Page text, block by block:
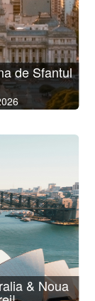
de Sfantul
& Noua